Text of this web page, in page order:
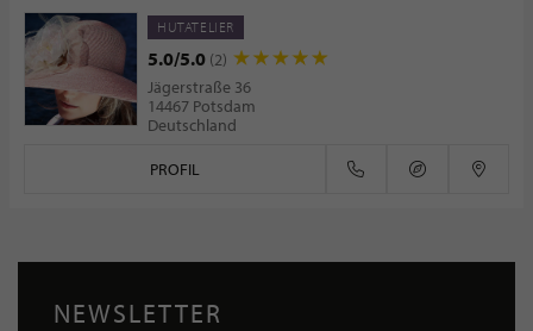
HUTATELIER
5.0/5.0 (2)
Jägerstraße 36
14467 Potsdam
Deutschland
PROFIL
NEWSLETTER